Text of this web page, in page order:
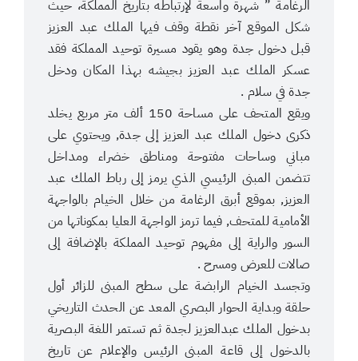
الرغامة ” شهرة واسعة لإرتباطه بتاريخ المملكة، حيث
شكل الموقع آخر نقطة وقف فيها الملك عبد العزيز
قبل دخول جدة وهو يقود مسيرة توحيد المملكة فقد
عسكر الملك عبد العزيز بجيشه بهذا المكان ودخل
جدة في سلام .
ويقع المتحف على مساحة 150 ألف متر مربع يخلد
ذكرى دخول الملك عبد العزيز إلى جدة, ويحتوي على
مباني وساحات مفتوحة ومناطق خضراء ومداخل
تتضمن المبنى الرئيسي الذي يرمز إلى رباط الملك عبد
العزيز, بموقع أبرق الرغامة من خلال الخيام بالواجهة
الأمامية للمتحف, فيما ترمز الواجهة العليا بمكوناتها من
السور والراية إلى مفهوم توحيد المملكة بالإضافة إلى
صالات للعرض ومسرح .
وتجسد الخيام الرابضة على سطح المبنى للزائر أول
حلقة وبداية الحوار البصري المعد عن الحدث التاريخي
بدخول الملك عبدالعزيز لجدة ثم تستمر اللغة البصرية
بالدخول إلى قاعة المبنى الرئيس والإعلام عن تاريخ